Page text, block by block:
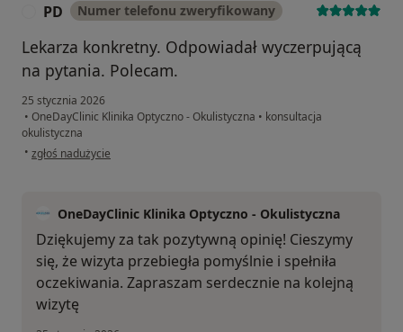
PD Numer telefonu zweryfikowany
Lekarza konkretny. Odpowiadał wyczerpującą
na pytania. Polecam.
25 stycznia 2026
• OneDayClinic Klinika Optyczno - Okulistyczna • konsultacja
okulistyczna
• w opinii użytkownika PD
zgłoś nadużycie
OneDayClinic Klinika Optyczno - Okulistyczna
Dziękujemy za tak pozytywną opinię! Cieszymy
się, że wizyta przebiegła pomyślnie i spełniła
oczekiwania. Zapraszam serdecznie na kolejną
wizytę